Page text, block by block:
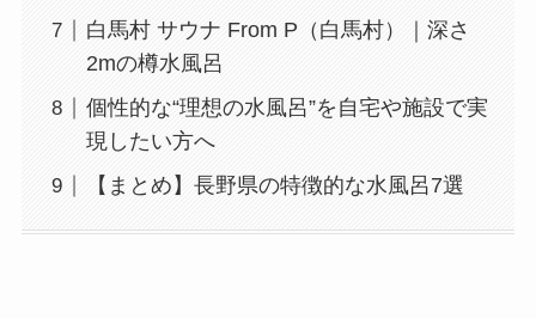
白馬村 サウナ From P（白馬村）｜深さ
2mの樽水風呂
個性的な“理想の水風呂”を自宅や施設で実
現したい方へ
【まとめ】長野県の特徴的な水風呂7選